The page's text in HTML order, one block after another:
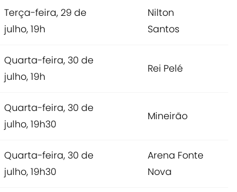
Terça-feira, 29 de
julho, 19h
Nilton
Santos
Quarta-feira, 30 de
julho, 19h
Rei Pelé
Quarta-feira, 30 de
julho, 19h30
Mineirão
Quarta-feira, 30 de
julho, 19h30
Arena Fonte
Nova